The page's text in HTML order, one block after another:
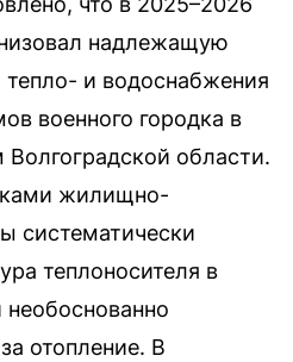
надлежащую
и водоснабжения
военного городка в
области.
жилищно-
систематически
теплоносителя в
необоснованно
отопление. В